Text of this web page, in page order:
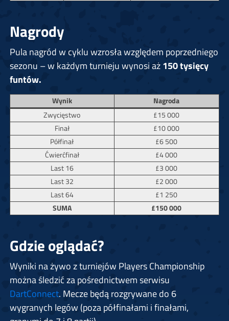
Nagrody
Pula nagród w cyklu wzrosła względem poprzedniego
sezonu – w każdym turnieju wynosi aż150 tysięcy
funtów.
Wynik
Nagroda
Zwycięstwo
£15 000
Finał
£10 000
Półfinał
£6 500
Ćwierćfinał
£4 000
Last 16
£3 000
Last 32
£2 000
Last 64
£1 250
SUMA
£150 000
Gdzie oglądać?
Wyniki na żywo z turniejów Players Championship
można śledzić za pośrednictwem serwisu
DartConnect. Mecze będą rozgrywane do 6
wygranych legów (poza półfinałami i finałami,